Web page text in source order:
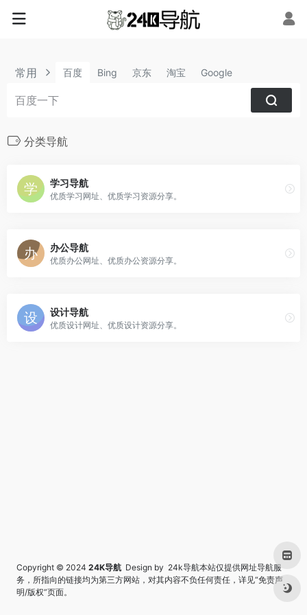
常用 百度 Bing 京东 淘宝 Google
分类导航
学习导航
优质学习网址、优质学习资源分享。
办公导航
优质办公网址、优质办公资源分享。
设计导航
优质设计网址、优质设计资源分享。
Copyright © 2024 24K导航 Design by 24k导航本站仅提供网址导航服
务，所指向的链接均为第三方网站，对其内容不负任何责任，详见“免责声
明/版权”页面。